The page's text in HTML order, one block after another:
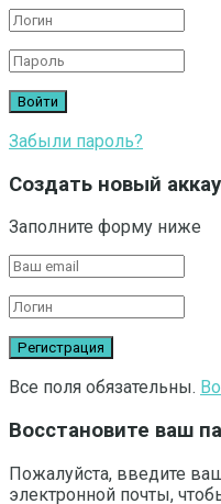
Забыли пароль?
Создать новый
Заполните форму ниже
Все поля обязательны.
Восстановите ваш
Пожалуйста, введите
электронной почты,